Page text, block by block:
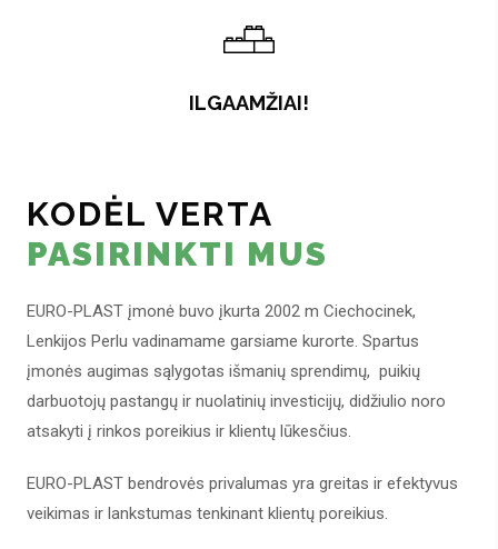
ILGAAMŽIAI!
KODĖL VERTA
PASIRINKTI MUS
EURO-PLAST įmonė buvo įkurta 2002 m Ciechocinek,
Lenkijos Perlu vadinamame garsiame kurorte. Spartus
įmonės augimas sąlygotas išmanių sprendimų, puikių
darbuotojų pastangų ir nuolatinių investicijų, didžiulio noro
atsakyti į rinkos poreikius ir klientų lūkesčius.
EURO-PLAST bendrovės privalumas yra greitas ir efektyvus
veikimas ir lankstumas tenkinant klientų poreikius.